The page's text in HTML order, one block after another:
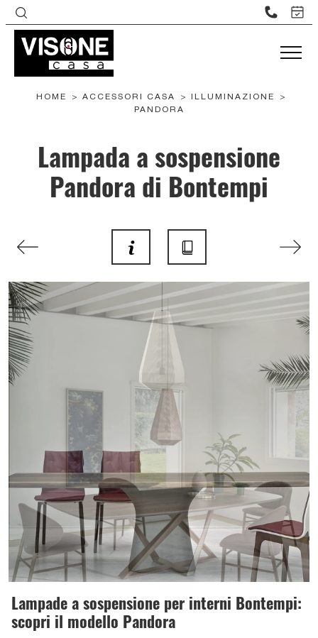
HOME > ACCESSORI CASA > ILLUMINAZIONE
>
PANDORA
Lampada a sospensione
Pandora di Bontempi
Lampade a sospensione per interni Bontempi:
scopri il modello Pandora